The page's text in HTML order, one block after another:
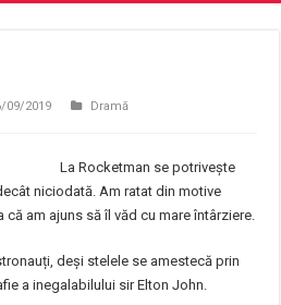
09/2019
Dramă
La Rocketman se potrivește
niciodată. Am ratat din motive
am ajuns să îl văd cu mare întârziere.
deși stelele se amestecă prin
a inegalabilului sir Elton John.